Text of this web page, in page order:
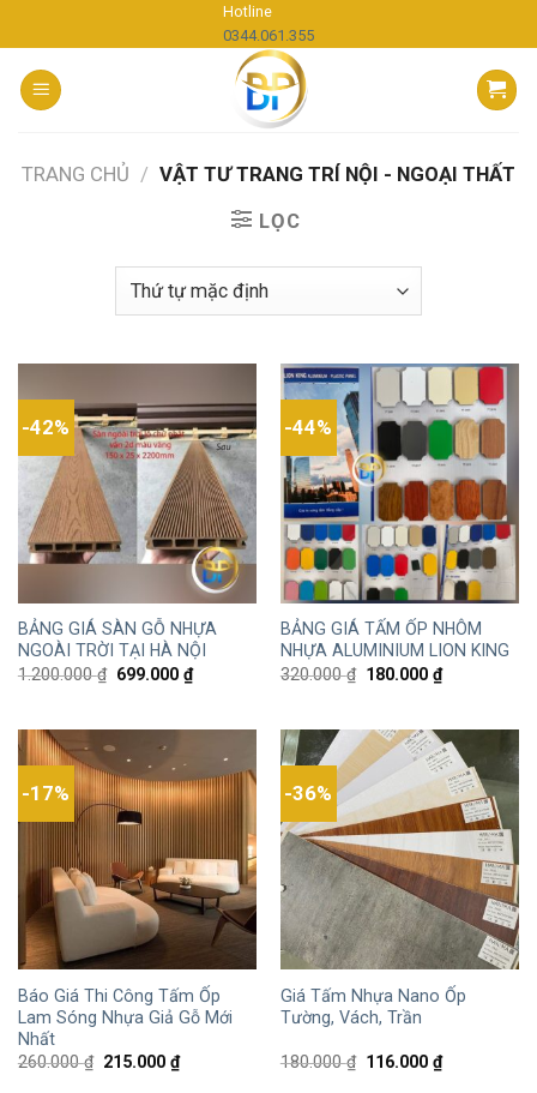
to
content
Hotline
0344.061.355
TRANG CHỦ / VẬT TƯ TRANG TRÍ NỘI - NGOẠI THẤT
LỌC
-42%
BẢNG GIÁ SÀN GỖ NHỰA
NGOÀI TRỜI TẠI HÀ NỘI
1.200.000₫ 699.000₫
-44%
BẢNG GIÁ TẤM ỐP NHÔM
NHỰA ALUMINIUM LION KING
320.000₫ 180.000₫
-17%
Báo Giá Thi Công Tấm Ốp
Lam Sóng Nhựa Giả Gỗ Mới
Nhất
260.000₫ 215.000₫
-36%
Giá Tấm Nhựa Nano Ốp
Tường, Vách, Trần
180.000₫ 116.000₫